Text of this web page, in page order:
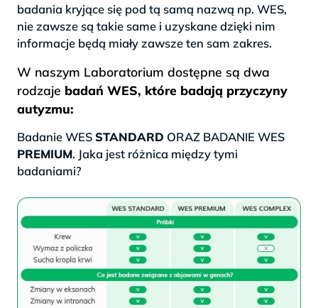
badania kryjące się pod tą samą nazwą np. WES,
nie zawsze są takie same i uzyskane dzięki nim
informacje będą miały zawsze ten sam zakres.
W naszym Laboratorium dostępne są dwa
rodzaje badań WES, które badają przyczyny
autyzmu:
Badanie WESSTANDARD ORAZ BADANIE WES
PREMIUM. Jaka jest różnica między tymi
badaniami?